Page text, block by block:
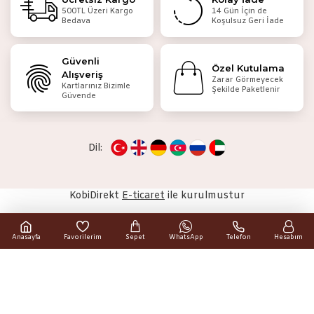
500TL Üzeri Kargo
Bedava
14 Gün İçin de
Koşulsuz Geri İade
Güvenli
Alışveriş
Kartlarınız Bizimle
Güvende
Özel Kutulama
Zarar Görmeyecek
Şekilde Paketlenir
Dil:
KobiDirekt E-ticaret ile kurulmustur
Anasayfa Favorilerim Sepet WhatsApp Telefon Hesabım